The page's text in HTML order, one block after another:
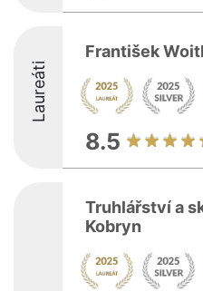
Laureáti
František
8.5
Truhlářství a
Kobryn